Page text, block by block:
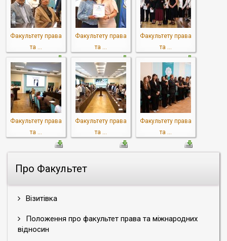
Про Факультет
Візитівка
Положення про факультет права та міжнародних
відносин
Факультету права
та ...
Факультету права
та ...
Факультету права
та ...
Факультету права
та ...
Факультету права
та ...
Факультету права
та ...